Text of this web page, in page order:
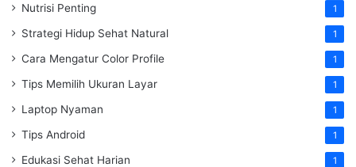
Nutrisi Penting 1
Strategi Hidup Sehat Natural 1
Cara Mengatur Color Profile 1
Tips Memilih Ukuran Layar 1
Laptop Nyaman 1
Tips Android 1
Edukasi Sehat Harian 1